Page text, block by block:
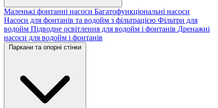
Маленькі фонтанні насоси Багатофункціональні насоси
Насоси для фонтанів та водойм з фільтрацією Фільтри для
водойм Підводне освітлення для водойм і фонтанів Дренажні
насоси для водойм і фонтанів
Паркани та опорні стінки